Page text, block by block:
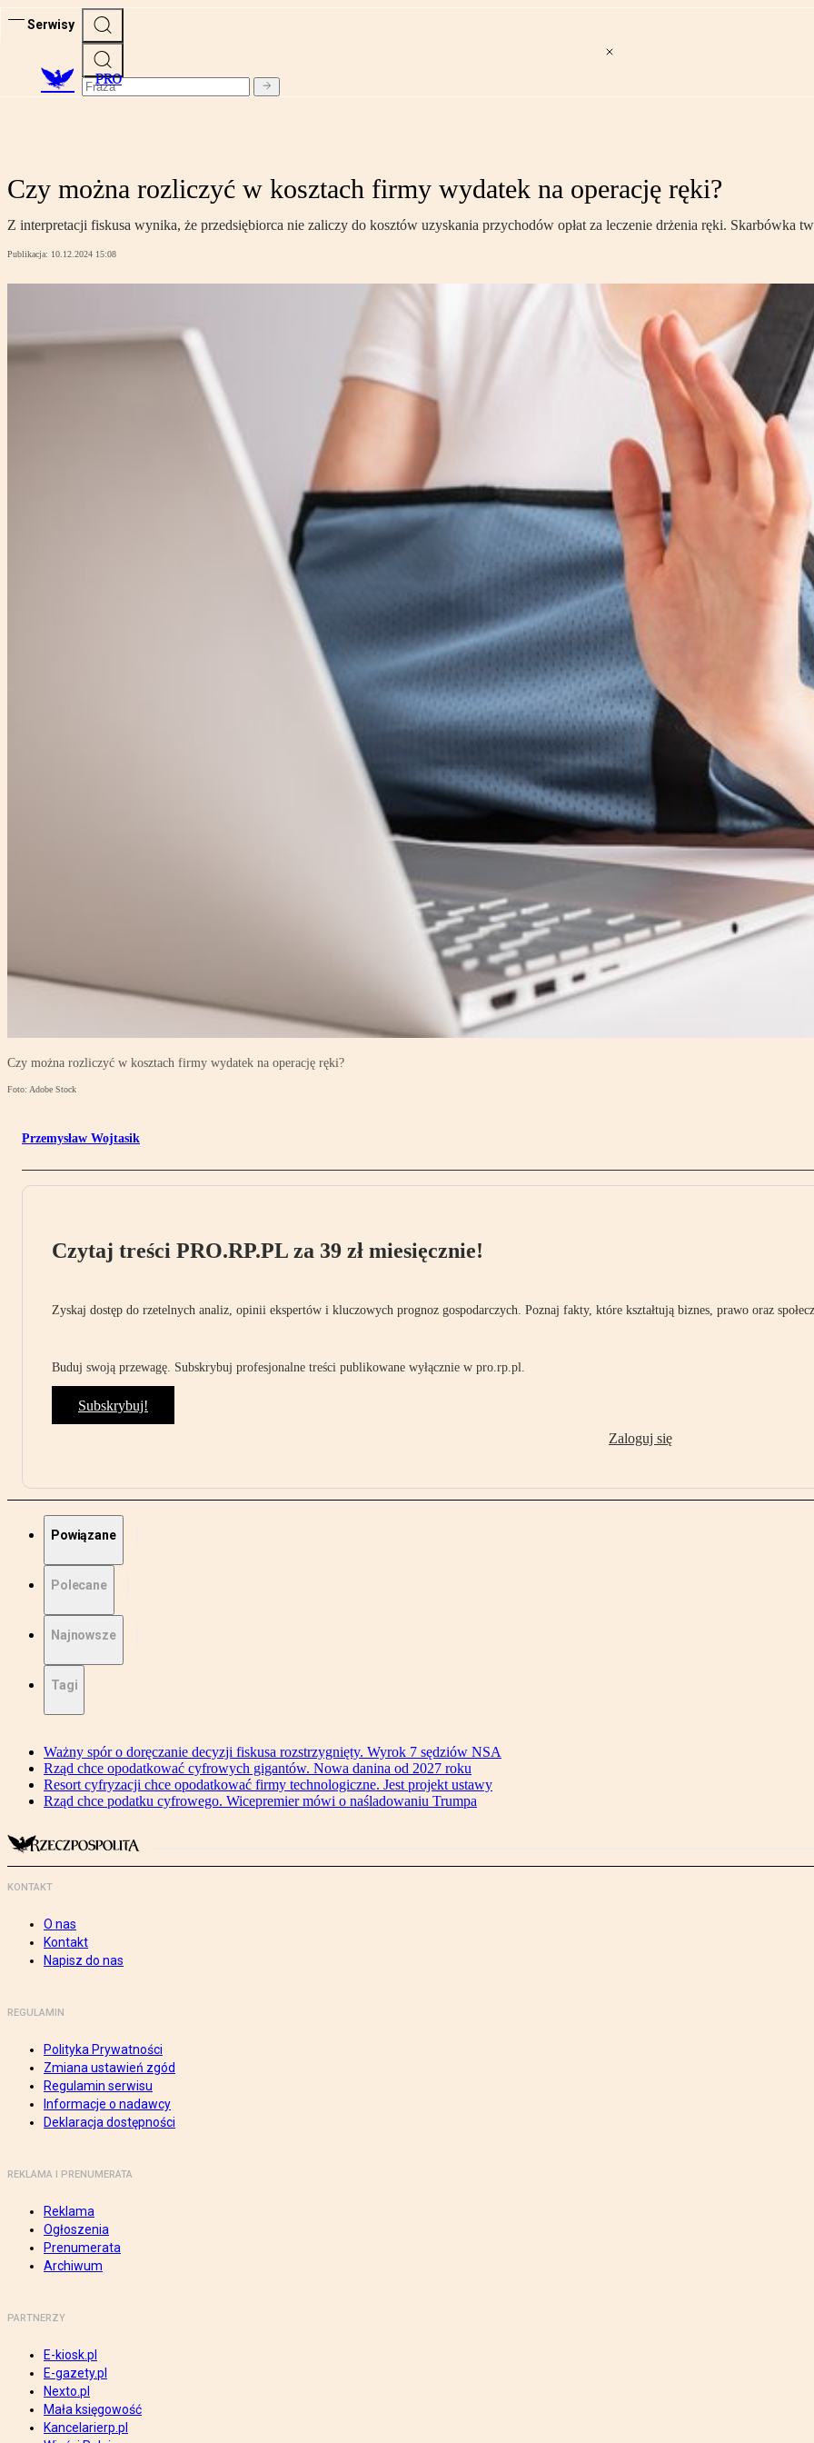
Serwisy
PRO
Czy można rozliczyć w kosztach firmy wydatek na operację ręki?
Z interpretacji fiskusa wynika, że przedsiębiorca nie zaliczy do kosztów uzyskania przychodów opłat za leczenie drżenia ręki. Skarbówka
Publikacja: 10.12.2024 15:08
Czy można rozliczyć w kosztach firmy wydatek na operację ręki?
Foto: Adobe Stock
Przemysław Wojtasik
Czytaj treści PRO.RP.PL za 39 zł miesięcznie!
Zyskaj dostęp do rzetelnych analiz, opinii ekspertów i kluczowych prognoz gospodarczych. Poznaj fakty, które kształtują biznes, prawo oraz
Buduj swoją przewagę. Subskrybuj profesjonalne treści publikowane wyłącznie w pro.rp.pl.
Subskrybuj!
Zaloguj się
Powiązane
Polecane
Najnowsze
Tagi
Ważny spór o doręczanie decyzji fiskusa rozstrzygnięty. Wyrok 7 sędziów NSA
Rząd chce opodatkować cyfrowych gigantów. Nowa danina od 2027 roku
Resort cyfryzacji chce opodatkować firmy technologiczne. Jest projekt ustawy
Rząd chce podatku cyfrowego. Wicepremier mówi o naśladowaniu Trumpa
KONTAKT
O nas
Kontakt
Napisz do nas
REGULAMIN
Polityka Prywatności
Zmiana ustawień zgód
Regulamin serwisu
Informacje o nadawcy
Deklaracja dostępności
REKLAMA I PRENUMERATA
Reklama
Ogłoszenia
Prenumerata
Archiwum
PARTNERZY
E-kiosk.pl
E-gazety.pl
Nexto.pl
Mała księgowość
Kancelarierp.pl